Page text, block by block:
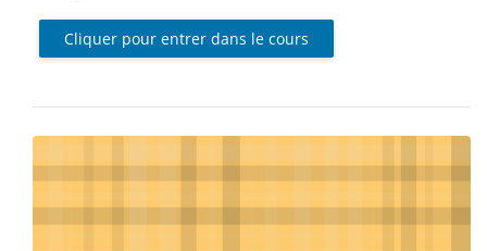
Cliquer pour entrer dans le cours